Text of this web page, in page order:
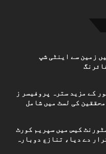
زمین سے اینٹی شپ
کے مزید سترہ پروفیسر ز
کی لسٹ میں شامل
کیس میں سپریم کورٹ
قرار دے دیا، تنازع دوبارہ